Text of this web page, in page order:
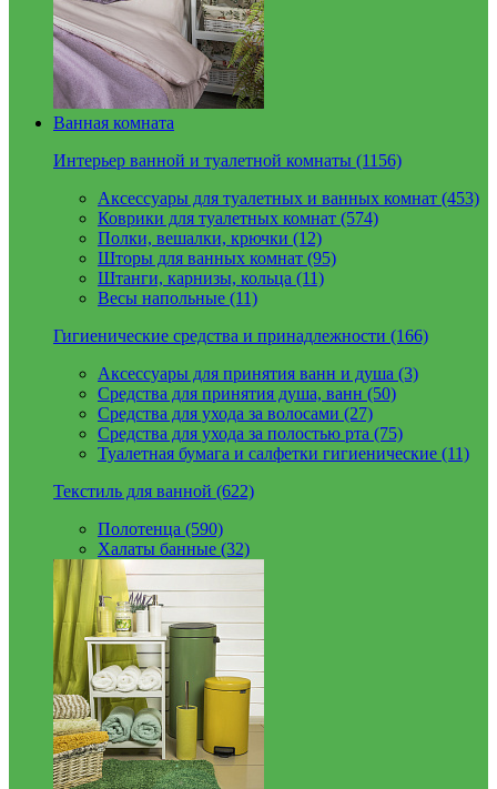
Ванная комната
Интерьер ванной и туалетной комнаты (1156)
Аксессуары для туалетных и ванных комнат (453)
Коврики для туалетных комнат (574)
Полки, вешалки, крючки (12)
Шторы для ванных комнат (95)
Штанги, карнизы, кольца (11)
Весы напольные (11)
Гигиенические средства и принадлежности (166)
Аксессуары для принятия ванн и душа (3)
Средства для принятия душа, ванн (50)
Средства для ухода за волосами (27)
Средства для ухода за полостью рта (75)
Туалетная бумага и салфетки гигиенические (11)
Текстиль для ванной (622)
Полотенца (590)
Халаты банные (32)